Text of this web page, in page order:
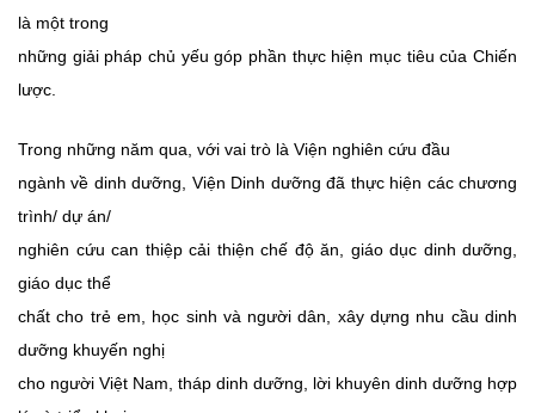
là một trong
những giải pháp chủ yếu góp phần thực hiện mục tiêu của Chiến
lược.
Trong những năm qua, với vai trò là Viện nghiên cứu đầu
ngành về dinh dưỡng, Viện Dinh dưỡng đã thực hiện các chương
trình/ dự án/
nghiên cứu can thiệp cải thiện chế độ ăn, giáo dục dinh dưỡng,
giáo dục thể
chất cho trẻ em, học sinh và người dân, xây dựng nhu cầu dinh
dưỡng khuyến nghị
cho người Việt Nam, tháp dinh dưỡng, lời khuyên dinh dưỡng hợp